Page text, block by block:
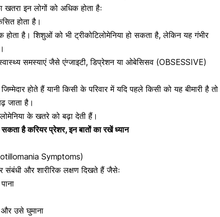
इन लोगों को अधिक होता हैः
होता है।
है। शिशुओं को भी ट्रीकोटिलोमेनिया हो सकता है, लेकिन यह गंभीर
समस्याएं जैसे एंग्जाइटी,डिप्रेशनया ओबेसिसव (OBSESSIVE)
होते हैं यानी किसी के परिवार में यदि पहले किसी को यह बीमारी है तो
जाता है।
के खतरे को बढ़ा देती हैं।
है करियर प्रेशर, इन बातों का रखें ध्यान
Symptoms)
संबंधी और शारीरिक लक्षण दिखते हैं जैसेः
उसे घुमाना